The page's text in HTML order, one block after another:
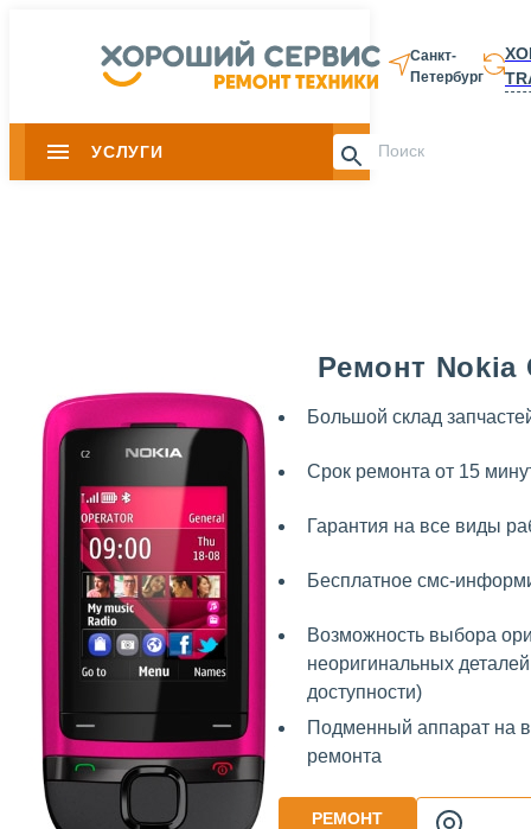
Санкт-
Петербург
УСЛУГИ 8 812 337-
Ремонт Nokia
Большой склад
Срок ремонта от 15
Гарантия на все виды
Бесплатное смс-
Возможность выбора
неоригинальных
доступности)
Подменный аппарат на
ремонта
РЕМОНТ